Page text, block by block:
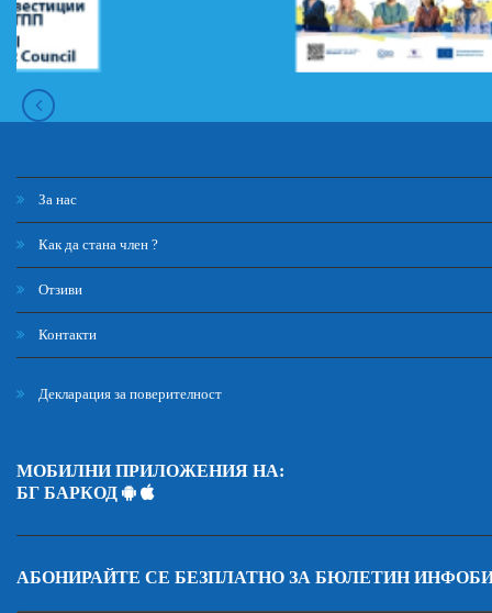
За нас
Как да стана член ?
Отзиви
Контакти
Декларация за поверителност
МОБИЛНИ ПРИЛОЖЕНИЯ НА:
БГ БАРКОД
АБОНИРАЙТЕ СЕ БЕЗПЛАТНО ЗА БЮЛЕТИН